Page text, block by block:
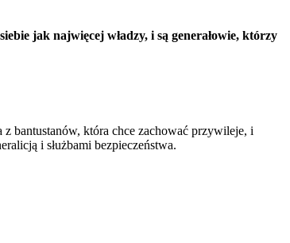
jak najwięcej władzy, i są generałowie, którzy
z bantustanów, która chce zachować przywileje, i
i służbami bezpieczeństwa.